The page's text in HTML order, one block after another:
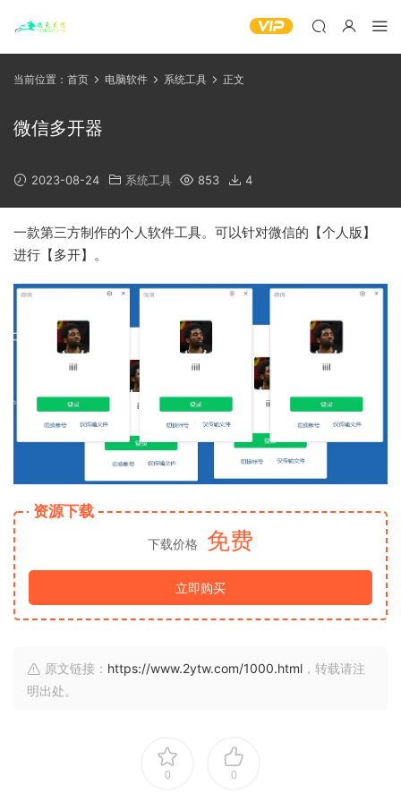
当前位置： 首页 电脑软件 系统工具 正文
微信多开器
2023-08-24 系统工具 853 4
一款第三方制作的个人软件工具。可以针对微信的【个人版】
进行【多开】。
资源下载
下载价格 免费
立即购买
原文链接： https://www.2ytw.com/1000.html ，转载请注
明出处。
0 0